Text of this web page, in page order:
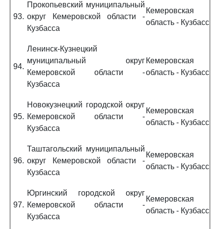
93.
Прокопьевский муниципальный
округ Кемеровской области -
Кузбасса
Кемеровская
область - Кузбасс
94.
Ленинск-Кузнецкий
муниципальный округ
Кемеровской области -
Кузбасса
Кемеровская
область - Кузбасс
95.
Новокузнецкий городской округ
Кемеровской области -
Кузбасса
Кемеровская
область - Кузбасс
96.
Таштагольский муниципальный
округ Кемеровской области -
Кузбасса
Кемеровская
область - Кузбасс
97.
Юргинский городской округ
Кемеровской области -
Кузбасса
Кемеровская
область - Кузбасс